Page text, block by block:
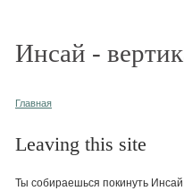
Инсай -
Главная
Leaving this site
Ты собираешься покинуть